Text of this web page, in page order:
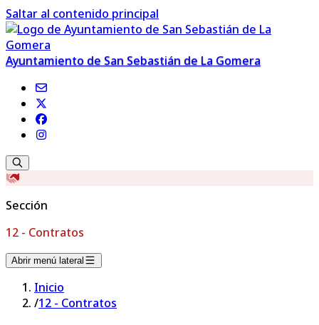
Saltar al contenido principal
Ayuntamiento de San Sebastián de La Gomera
Sección
12 - Contratos
Abrir menú lateral
Inicio
/12 - Contratos